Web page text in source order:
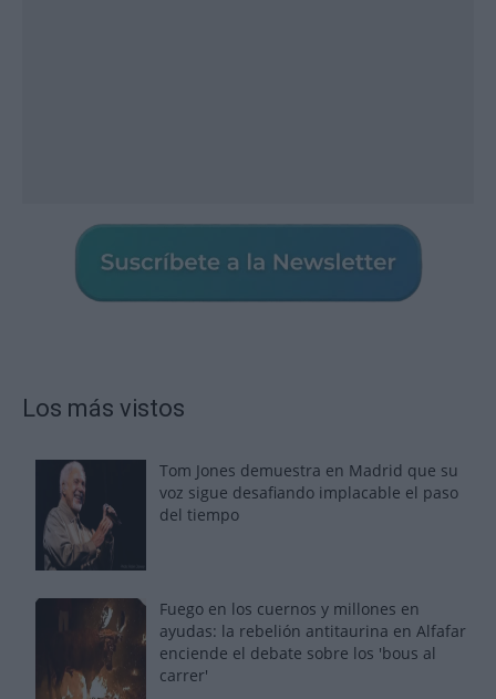
Los más vistos
Tom Jones demuestra en Madrid que su
voz sigue desafiando implacable el paso
del tiempo
Fuego en los cuernos y millones en
ayudas: la rebelión antitaurina en Alfafar
enciende el debate sobre los 'bous al
carrer'